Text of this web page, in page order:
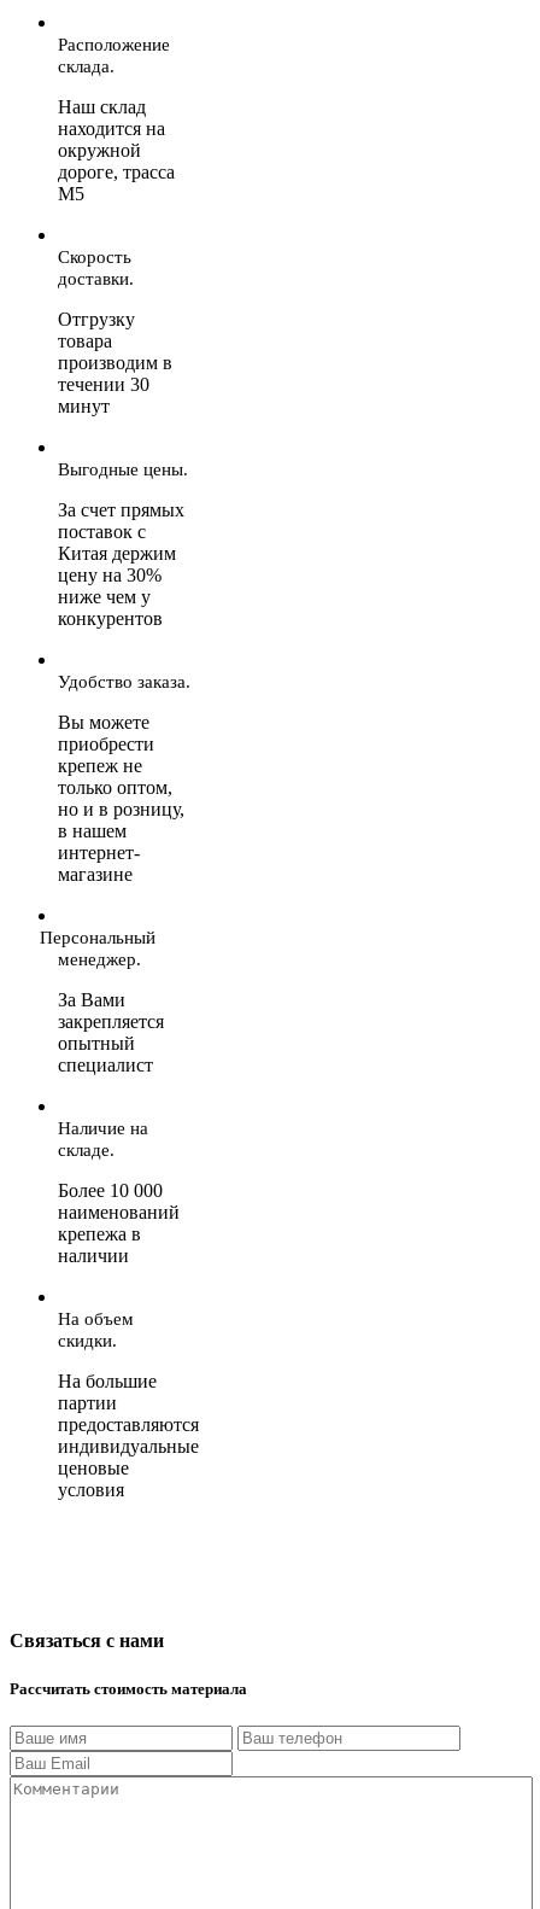
Расположение
склада.
Наш склад
находится на
окружной
дороге, трасса
М5
Скорость
доставки.
Отгрузку
товара
производим в
течении 30
минут
Выгодные цены.
За счет прямых
поставок с
Китая держим
цену на 30%
ниже чем у
конкурентов
Удобство заказа.
Вы можете
приобрести
крепеж не
только оптом,
но и в розницу,
в нашем
интернет-
магазине
Персональный
менеджер.
За Вами
закрепляется
опытный
специалист
Наличие на
складе.
Более 10 000
наименований
крепежа в
наличии
На объем
скидки.
На большие
партии
предоставляются
индивидуальные
ценовые
условия
Связаться с нами
Рассчитать стоимость материала